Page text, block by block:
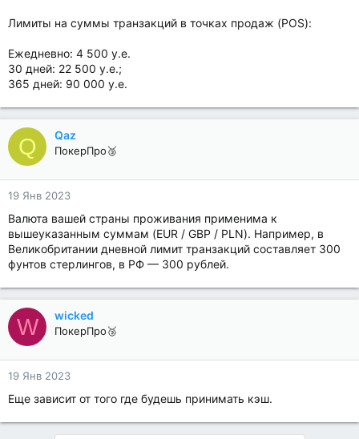
Лимиты на суммы транзакций в точках продаж (POS):
Ежедневно: 4 500 у.е.
30 дней: 22 500 у.е.;
365 дней: 90 000 у.е.
Q Qaz
ПокерПро🥉
19 Янв 2023
Валюта вашей страны проживания применима к
вышеуказанным суммам (EUR / GBP / PLN). Например, в
Великобритании дневной лимит транзакций составляет 300
фунтов стерлингов, в РФ — 300 рублей.
W wicked
ПокерПро🥉
19 Янв 2023
Еще зависит от того где будешь принимать кэш.